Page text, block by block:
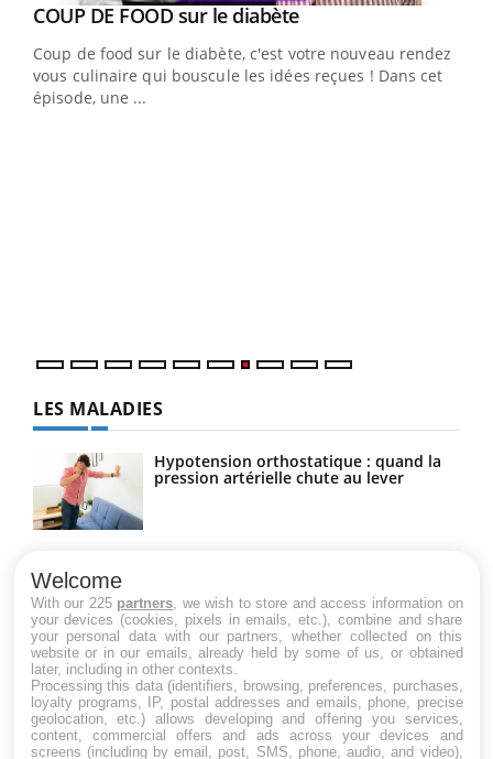
Youtube
COUP DE FOOD sur le diabèteYoutube
Coup de food sur le diabète, c'est votre nouveau rendez-
vous culinaire qui bouscule les idées reçues ! Dans cet
épisode, une ...
LES MALADIES
Hypotension orthostatique : quand la
pression artérielle chute au lever
Maladie de Charcot (Sclérose latérale
amyotrophique)
Welcome
With our 225 partners , we wish to store and access information on
your devices (cookies, pixels in emails, etc.), combine and share
your personal data with our partners, whether collected on this
website or in our emails, already held by some of us, or obtained
later, including in other contexts.
Processing this data (identifiers, browsing, preferences, purchases,
loyalty programs, IP, postal addresses and emails, phone, precise
geolocation, etc.) allows developing and offering you services,
content, commercial offers and ads across your devices and
screens (including by email, post, SMS, phone, audio, and video),